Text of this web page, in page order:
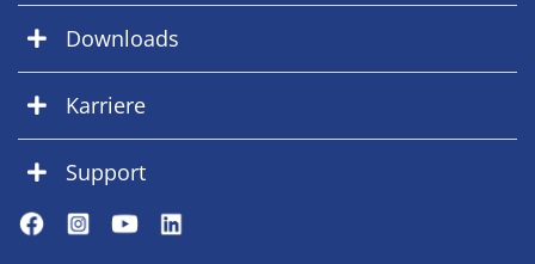
Downloads
Karriere
Support